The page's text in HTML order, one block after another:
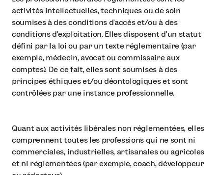
activités intellectuelles, techniques ou de soin
soumises à des conditions d’accès et/ou à des
conditions d’exploitation. Elles disposent d’un statut
défini par la loi ou par un texte réglementaire (par
exemple, médecin, avocat ou commissaire aux
comptes). De ce fait, elles sont soumises à des
principes éthiques et/ou déontologiques et sont
contrôlées par une instance professionnelle.
Quant aux activités libérales non réglementées, elles
comprennent toutes les professions qui ne sont ni
commerciales, industrielles, artisanales ou agricoles
et ni réglementées (par exemple, coach, développeur